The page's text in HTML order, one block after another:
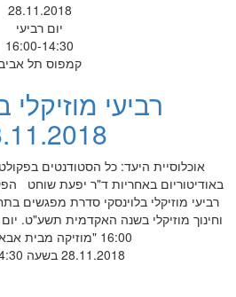
28.11.2018
יום רביעי
16:00-14:30
קמפוס תל אביב
רביעי מוזיקלי
אוכלוסיית היעד: כל הסטודנטים
באודיטוריום באחריות ד"ר יפעת שוחט
רביעי מוזיקלי בלוינסקי סדרת מפגשים
16:00 "מוזיקה מבית אבא" גב' נעמי
28.11.2018 בשעה 16:00-14:30